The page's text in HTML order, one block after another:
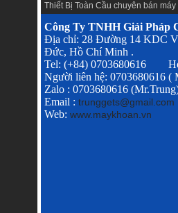
Thiết Bị Toàn Cầu chuyên bán
Công Ty TNHH Giải Pháp
Địa chỉ: 28 Đường 14 KDC
Đức, Hồ Chí Minh .
Tel: (+84) 0703680616
Người liên hệ: 0703680616 (
Zalo : 0703680616
Email : trunggets@gmail.com
Web: www.maykhoan.vn